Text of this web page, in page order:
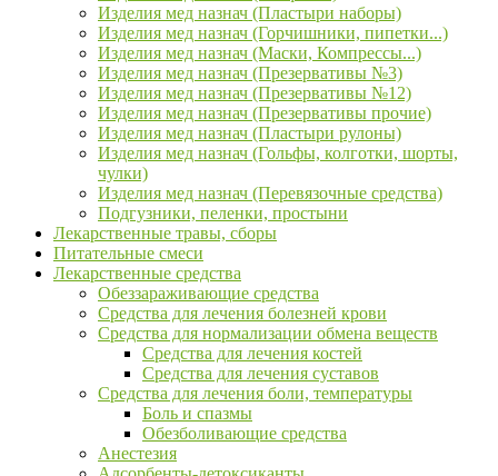
Изделия мед назнач (Пластыри наборы)
Изделия мед назнач (Горчишники, пипетки...)
Изделия мед назнач (Маски, Компрессы...)
Изделия мед назнач (Презервативы №3)
Изделия мед назнач (Презервативы №12)
Изделия мед назнач (Презервативы прочие)
Изделия мед назнач (Пластыри рулоны)
Изделия мед назнач (Гольфы, колготки, шорты,
чулки)
Изделия мед назнач (Перевязочные средства)
Подгузники, пеленки, простыни
Лекарственные травы, сборы
Питательные смеси
Лекарственные средства
Обеззараживающие средства
Средства для лечения болезней крови
Средства для нормализации обмена веществ
Средства для лечения костей
Средства для лечения суставов
Средства для лечения боли, температуры
Боль и спазмы
Обезболивающие средства
Анестезия